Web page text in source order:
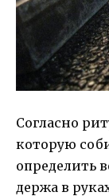
Согласно
которую
определить
держа в